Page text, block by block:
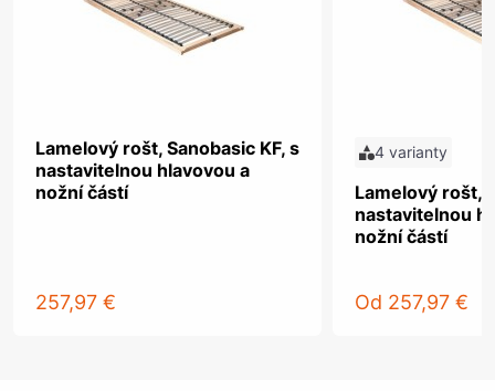
Lamelový rošt, Sanobasic KF, s
nastavitelnou hlavovou a
nožní částí
257,97 €
4 varianty
Lamelový rošt,
nastavitelnou
nožní částí
Od 257,97 €